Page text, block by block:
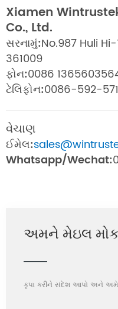
Xiamen
Co., Ltd.
સરનામું:No.987 Huli
361009
ફોન:0086
ટેલિફોન:0086-592-
વેચાણ
ઈમેલ:
Whatsapp/Wechat:
અમને મેઇલ
કૃપા કરીને સંદેશ આપો અને અમે